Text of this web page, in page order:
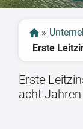
»
Erste
acht Jahren